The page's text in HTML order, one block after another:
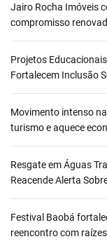
Jairo Rocha Imóveis
compromisso
Projetos
Fortalecem Inclusão
Movimento intenso
turismo e aquece
Resgate em Águas
Reacende Alerta
Festival Baobá
reencontro com